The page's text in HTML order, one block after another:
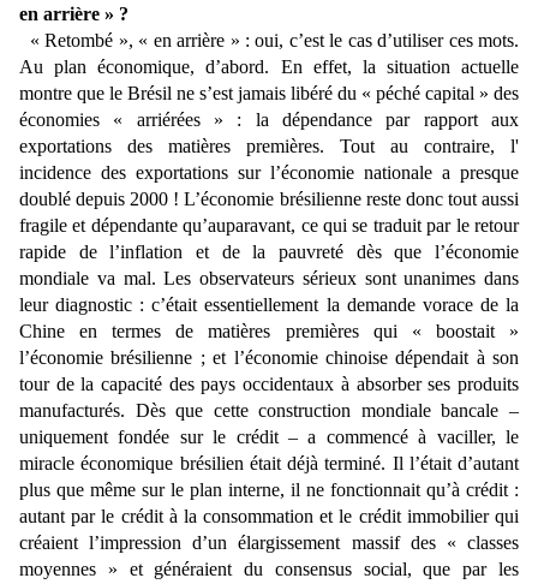
en arrière » ?
« Retombé », « en arrière » : oui, c’est le cas d’utiliser ces mots.
Au plan économique, d’abord. En effet, la situation actuelle
montre que le Brésil ne s’est jamais libéré du « péché capital » des
économies « arriérées » : la dépendance par rapport aux
exportations des matières premières. Tout au contraire, l'
incidence des exportations sur l’économie nationale a presque
doublé depuis 2000 ! L’économie brésilienne reste donc tout aussi
fragile et dépendante qu’auparavant, ce qui se traduit par le retour
rapide de l’inflation et de la pauvreté dès que l’économie
mondiale va mal. Les observateurs sérieux sont unanimes dans
leur diagnostic : c’était essentiellement la demande vorace de la
Chine en termes de matières premières qui « boostait »
l’économie brésilienne ; et l’économie chinoise dépendait à son
tour de la capacité des pays occidentaux à absorber ses produits
manufacturés. Dès que cette construction mondiale bancale –
uniquement fondée sur le crédit – a commencé à vaciller, le
miracle économique brésilien était déjà terminé. Il l’était d’autant
plus que même sur le plan interne, il ne fonctionnait qu’à crédit :
autant par le crédit à la consommation et le crédit immobilier qui
créaient l’impression d’un élargissement massif des « classes
moyennes » et généraient du consensus social, que par les